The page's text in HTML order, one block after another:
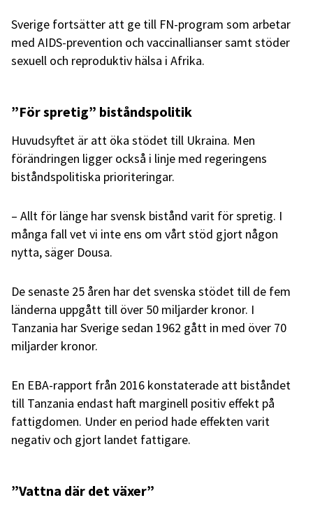
Sverige fortsätter att ge till FN-program som arbetar
med AIDS-prevention och vaccinallianser samt stöder
sexuell och reproduktiv hälsa i Afrika.
”För spretig” biståndspolitik
Huvudsyftet är att öka stödet till Ukraina. Men
förändringen ligger också i linje med regeringens
biståndspolitiska prioriteringar.
– Allt för länge har svensk bistånd varit för spretig. I
många fall vet vi inte ens om vårt stöd gjort någon
nytta, säger Dousa.
De senaste 25 åren har det svenska stödet till de fem
länderna uppgått till över 50 miljarder kronor. I
Tanzania har Sverige sedan 1962 gått in med över 70
miljarder kronor.
En EBA-rapport från 2016 konstaterade att biståndet
till Tanzania endast haft marginell positiv effekt på
fattigdomen. Under en period hade effekten varit
negativ och gjort landet fattigare.
”Vattna där det växer”